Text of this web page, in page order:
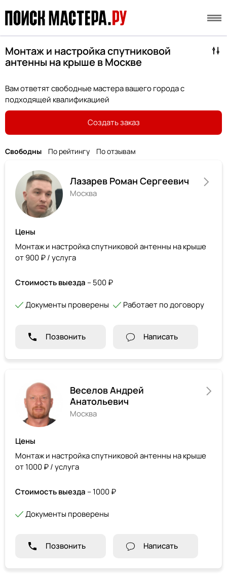
Монтаж и настройка спутниковой
антенны на крыше в Москве
Вам ответят свободные мастера вашего города с
подходящей квалификацией
Создать заказ
Свободны По рейтингу По отзывам
Лазарев Роман Сергеевич
Москва
Цены
Монтаж и настройка спутниковой антенны на крыше
от 900 ₽ / услуга
Стоимость выезда – 500 ₽
Документы проверены Работает по договору
Позвонить Написать
Веселов Андрей
Анатольевич
Москва
Цены
Монтаж и настройка спутниковой антенны на крыше
от 1000 ₽ / услуга
Стоимость выезда – 1000 ₽
Документы проверены
Позвонить Написать